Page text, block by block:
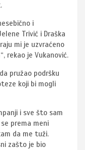
i
Trivić i Draška
mi je uzvraćeno
rekao je Vukanović.
pružao podršku
koji bi mogli
i sve što sam
prema meni
da me tuži.
zašto je bio